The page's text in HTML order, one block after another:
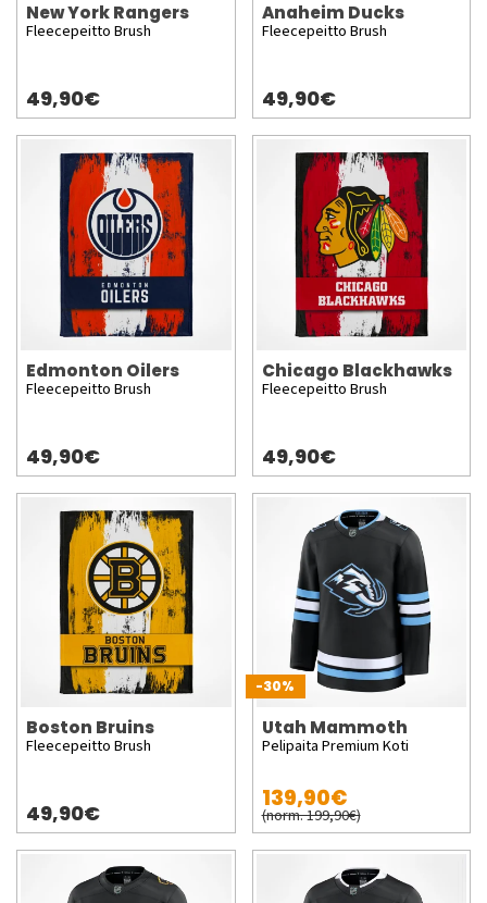
New York Rangers
Fleecepeitto Brush
49,90€
Anaheim Ducks
Fleecepeitto Brush
49,90€
Edmonton Oilers
Fleecepeitto Brush
49,90€
Chicago Blackhawks
Fleecepeitto Brush
49,90€
Boston Bruins
Fleecepeitto Brush
49,90€
-30%
Utah Mammoth
Pelipaita Premium Koti
139,90€
(norm. 199,90€)